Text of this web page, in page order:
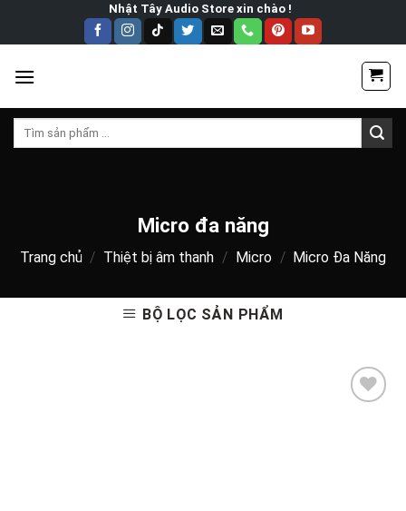
Nhật Tây Audio Store xin chào !
Tìm
Micro đa năng
Trang chủ / Thiệt bị âm thanh / Micro / Micro Đa Năng
BỘ LỌC SẢN PHẨM